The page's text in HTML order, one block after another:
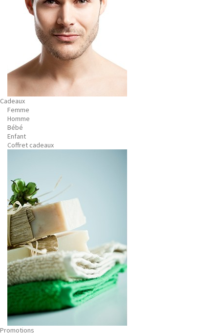
Cadeaux
Femme
Homme
Bébé
Enfant
Coffret cadeaux
Promotions